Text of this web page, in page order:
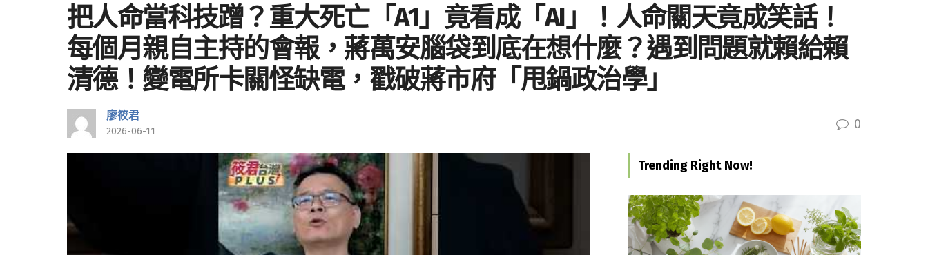
把人命當科技蹭？重大死亡「A1」竟看成「AI」！人命關天竟成笑話！
每個月親自主持的會報，蔣萬安腦袋到底在想什麼？遇到問題就賴給賴
清德！變電所卡關怪缺電，戳破蔣市府「甩鍋政治學」
廖筱君
2026-06-11 0
Trending Right Now!